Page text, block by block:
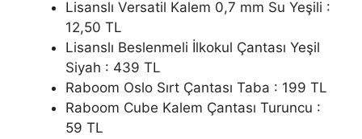
Lisanslı Versatil Kalem 0,7 mm Su Yeşili :
12,50 TL
Lisanslı Beslenmeli İlkokul Çantası Yeşil
Siyah : 439 TL
Raboom Oslo Sırt Çantası Taba : 199 TL
Raboom Cube Kalem Çantası Turuncu :
59 TL